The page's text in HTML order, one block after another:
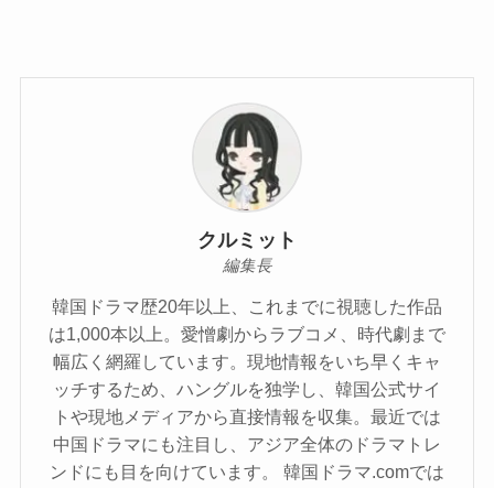
クルミット
編集長
韓国ドラマ歴20年以上、これまでに視聴した作品
は1,000本以上。愛憎劇からラブコメ、時代劇まで
幅広く網羅しています。現地情報をいち早くキャ
ッチするため、ハングルを独学し、韓国公式サイ
トや現地メディアから直接情報を収集。最近では
中国ドラマにも注目し、アジア全体のドラマトレ
ンドにも目を向けています。 韓国ドラマ.comでは